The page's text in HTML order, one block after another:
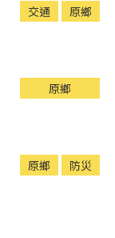
交通 原鄉
原鄉
原鄉 防災